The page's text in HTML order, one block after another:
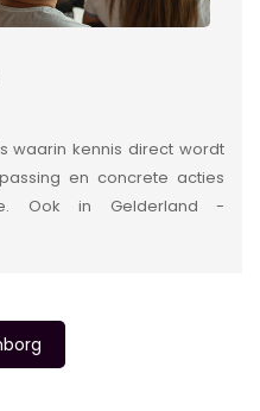
waarin kennis direct wordt
en concrete acties
Ook in Gelderland -